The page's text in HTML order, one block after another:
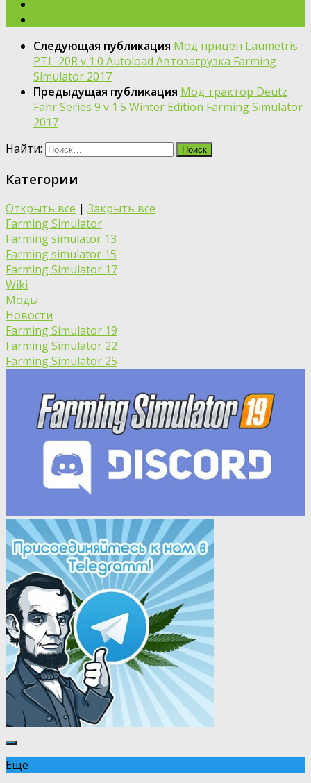
Следующая публикация Мод прицеп Laumetris
PTL-20R v 1.0 Autoload Автозагрузка Farming
Simulator 2017
Предыдущая публикация Мод трактор Deutz
Fahr Series 9 v 1.5 Winter Edition Farming Simulator
2017
Найти:
Категории
Открыть все | Закрыть все
Farming Simulator
Farming simulator 13
Farming simulator 15
Farming Simulator 17
Wiki
Моды
Новости
Farming Simulator 19
Farming Simulator 22
Farming Simulator 25
Ещё